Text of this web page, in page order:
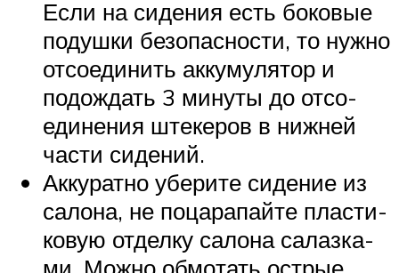
Если на сиде­ния есть боко­вые
подуш­ки без­опас­но­сти, то нуж­но
отсо­еди­нить акку­му­ля­тор и
подо­ждать 3 мину­ты до отсо­
еди­не­ния ште­ке­ров в ниж­ней
части сидений.
Акку­рат­но убе­ри­те сиде­ние из
сало­на, не поца­ра­пай­те пла­сти­
ко­вую отдел­ку сало­на салаз­ка­